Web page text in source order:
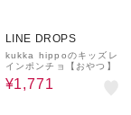
LINE DROPS
kukka hippoのキッズレ
インポンチョ【おやつ】
¥1,771